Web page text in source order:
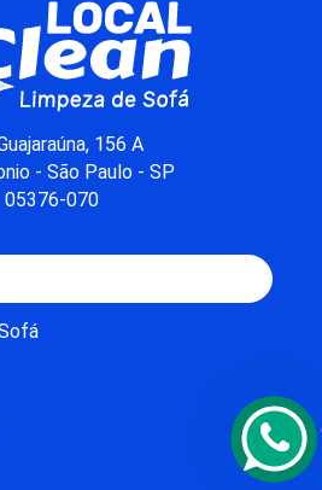
156 A
- São Paulo - SP
05376-070